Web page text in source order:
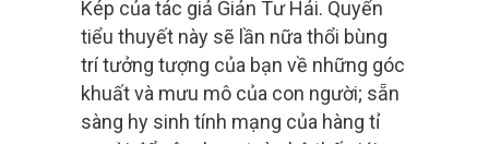
Kép của tác giả Giản Tư Hải. Quyển
tiểu thuyết này sẽ lần nữa thổi bùng
trí tưởng tượng của bạn về những góc
khuất và mưu mô của con người; sẵn
sàng hy sinh tính mạng của hàng tỉ